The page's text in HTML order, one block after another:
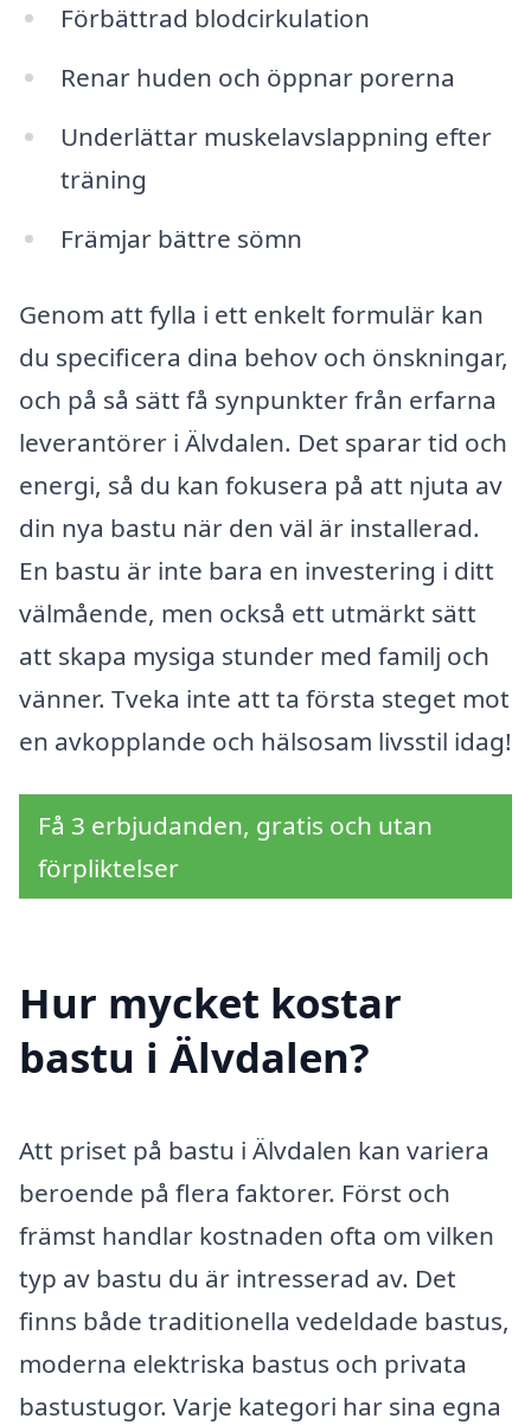
Förbättrad blodcirkulation
Renar huden och öppnar porerna
Underlättar muskelavslappning efter
träning
Främjar bättre sömn
Genom att fylla i ett enkelt formulär kan
du specificera dina behov och önskningar,
och på så sätt få synpunkter från erfarna
leverantörer i Älvdalen. Det sparar tid och
energi, så du kan fokusera på att njuta av
din nya bastu när den väl är installerad.
En bastu är inte bara en investering i ditt
välmående, men också ett utmärkt sätt
att skapa mysiga stunder med familj och
vänner. Tveka inte att ta första steget mot
en avkopplande och hälsosam livsstil idag!
Få 3 erbjudanden, gratis och utan
förpliktelser
Hur mycket kostar
bastu i Älvdalen?
Att priset på bastu i Älvdalen kan variera
beroende på flera faktorer. Först och
främst handlar kostnaden ofta om vilken
typ av bastu du är intresserad av. Det
finns både traditionella vedeldade bastus,
moderna elektriska bastus och privata
bastustugor. Varje kategori har sina egna